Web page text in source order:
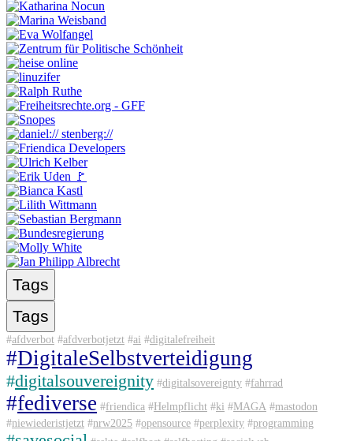
Tags
Tags
#afdverbot #afdverbotjetzt #ai #digitalefreiheit
#DigitaleSelbstverteidigung
#digitalsouvereignity #digitalsovereignty #fahrrad
#fediverse #friendica #Helmpflicht #ki #MAGA #mastodon
#niewiederistjetzt #nrw2025 #opensource #perplexity #programming